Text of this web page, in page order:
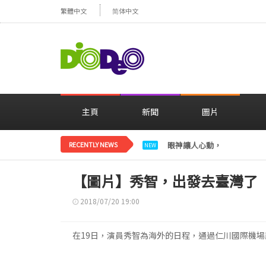
繁體中文 简体中文
主頁 新聞 圖片
RECENTLY NEWS NEW 眼神讓人心動，美貌閃耀……
【圖片】秀智，出發去臺灣了
2018/07/20 19:00
在19日，演員秀智為海外的日程，通過仁川國際機場